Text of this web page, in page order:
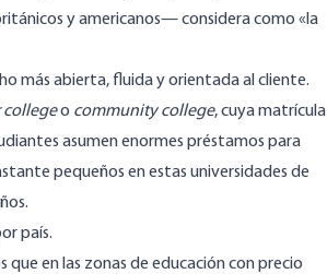
y americanos— considera como «la
más abierta, fluida y orientada al cliente.
o community college, cuya matrícula
asumen enormes préstamos para
pequeños en estas universidades de
país.
que en las zonas de educación con precio